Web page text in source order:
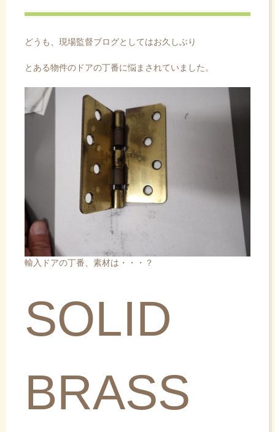
どうも、現場監督ブログとしてはお久しぶり
とある物件のドアの丁番に悩まされていました。
輸入ドアの丁番、素材は・・・？
SOLID
BRASS